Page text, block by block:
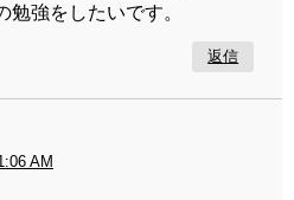
勉強をしたいです。
返信
AM